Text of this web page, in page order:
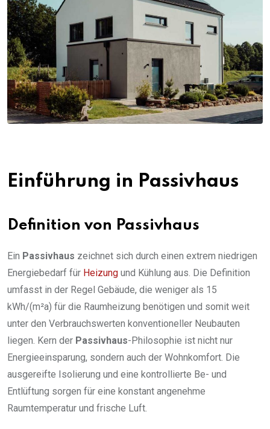
Einführung in Passivhaus
Definition von Passivhaus
Ein Passivhaus zeichnet sich durch einen extrem niedrigen
Energiebedarf für Heizung und Kühlung aus. Die Definition
umfasst in der Regel Gebäude, die weniger als 15
kWh/(m²a) für die Raumheizung benötigen und somit weit
unter den Verbrauchswerten konventioneller Neubauten
liegen. Kern der Passivhaus-Philosophie ist nicht nur
Energieeinsparung, sondern auch der Wohnkomfort. Die
ausgereifte Isolierung und eine kontrollierte Be- und
Entlüftung sorgen für eine konstant angenehme
Raumtemperatur und frische Luft.